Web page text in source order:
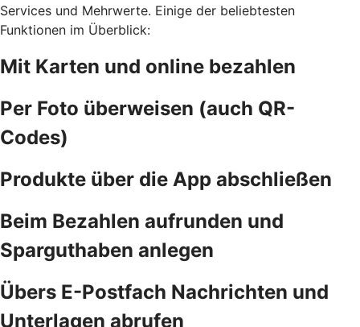
Services und Mehrwerte. Einige der beliebtesten
Funktionen im Überblick:
Mit Karten und online bezahlen
Per Foto überweisen (auch QR-
Codes)
Produkte über die App abschließen
Beim Bezahlen aufrunden und
Sparguthaben anlegen
Übers E-Postfach Nachrichten und
Unterlagen abrufen